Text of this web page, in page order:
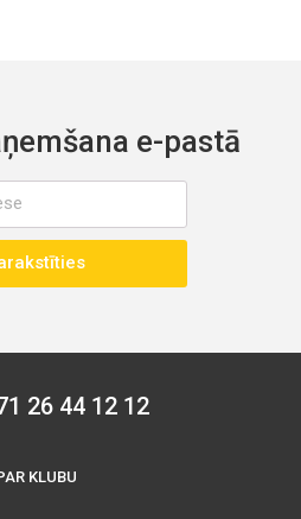
e-pastā
26 44 12 12
KLUBU